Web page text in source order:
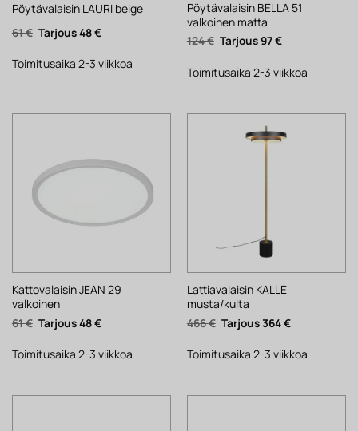
Pöytävalaisin LAURI beige
61€ Alkuperäinen
hinta
61 €.
48€Nykyinen
48 €.
Toimitusaika 2-3 viikkoa
Pöytävalaisin BELLA 51
valkoinen matta
124€ Alkuperäinen
hinta
124 €.
97€Nykyinen
97 €.
Toimitusaika 2-3 viikkoa
Kattovalaisin JEAN 29
valkoinen
61€ Alkuperäinen
hinta
61 €.
48€Nykyinen
48 €.
Toimitusaika 2-3 viikkoa
Lattiavalaisin KALLE
musta/kulta
466€ Alkuperäinen
hinta
466 €.
364€Nykyinen
364 €.
Toimitusaika 2-3 viikkoa